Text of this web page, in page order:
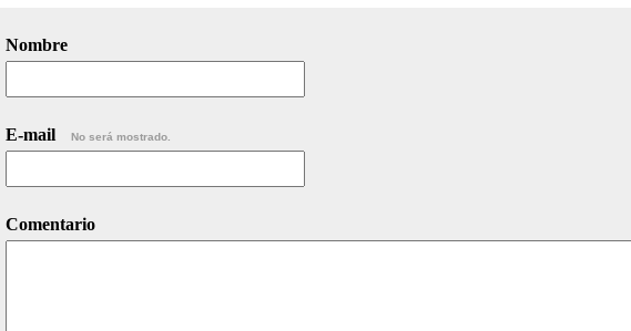
Nombre
E-mail No será mostrado.
Comentario